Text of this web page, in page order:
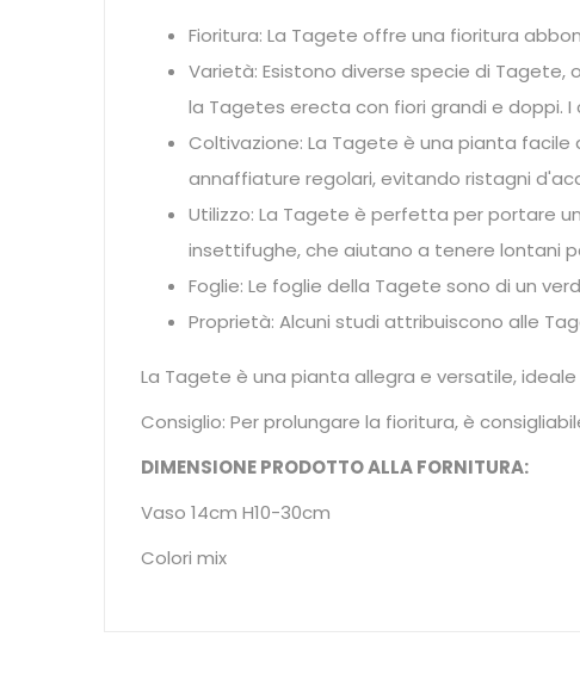
Fioritura: La Tagete offre una fioritura
Varietà: Esistono diverse specie di
la Tagetes erecta con fiori grandi e doppi.
Coltivazione: La Tagete è una pianta
annaffiature regolari, evitando ristagni
Utilizzo: La Tagete è perfetta per portare
insettifughe, che aiutano a tenere lontani
Foglie: Le foglie della Tagete sono di un
Proprietà: Alcuni studi attribuiscono alle
La Tagete è una pianta allegra e versatile,
Consiglio: Per prolungare la fioritura, è
DIMENSIONE PRODOTTO ALLA FORNITURA:
Vaso 14cm H10-30cm
Colori mix